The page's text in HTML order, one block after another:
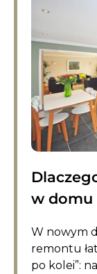
w domu
W nowym
remontu
po kolei”: